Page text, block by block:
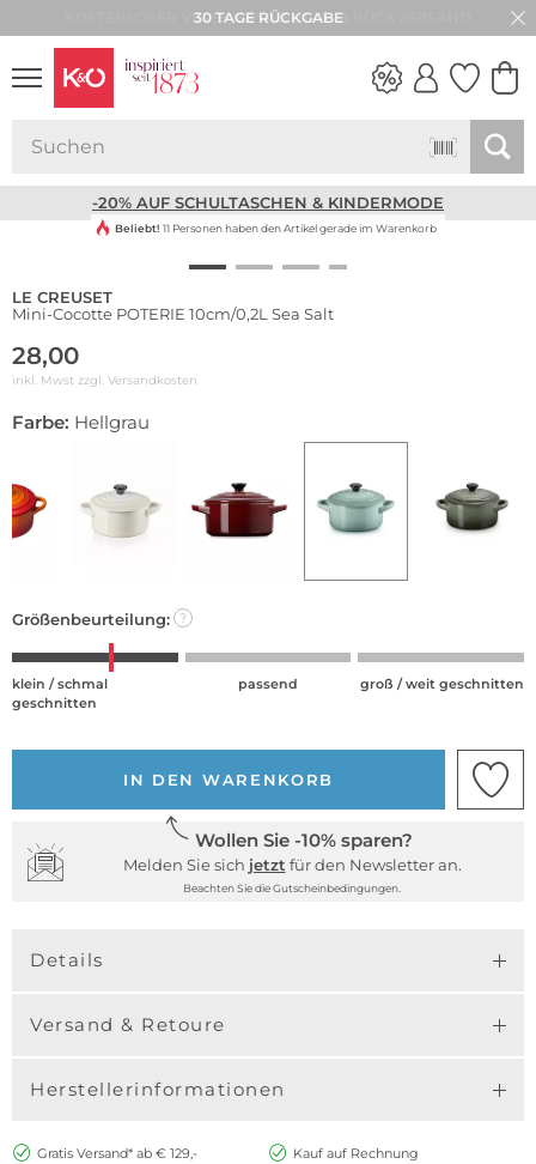
30 TAGE RÜCKGABE
-20% AUF SCHULTASCHEN & KINDERMODE
Beliebt! 11 Personen haben den Artikel gerade im Warenkorb
LE CREUSET
Mini-Cocotte POTERIE 10cm/0,2L Sea Salt
28,00
inkl. Mwst zzgl. Versandkosten
Farbe: Hellgrau
Größenbeurteilung: ?
klein / schmal
geschnitten
passend groß / weit geschnitten
IN DEN WARENKORB
Wollen Sie -10% sparen?
Melden Sie sich jetzt für den Newsletter an.
Beachten Sie die Gutscheinbedingungen.
Details
Versand & Retoure
Herstellerinformationen
Gratis Versand* ab € 129,-
Kauf auf Rechnung